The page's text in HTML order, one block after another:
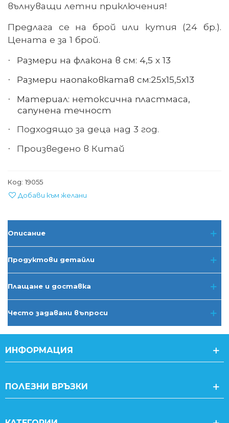
вълнуващи летни приключения!
Предлага се на брой или кутия (24 бр.).
Цената е за 1 брой.
· Размери на флакона в см: 4,5 х 13
· Размери наопаковкатав см:25x15,5x13
·
Материал: нетоксична пластмаса,
сапунена течност
· Подходящо за деца над 3 год.
· Произведено в Китай
Код: 19055
Добави към желани
Описание
Продуктови детайли
Плащане и доставка
Често задавани въпроси
ИНФОРМАЦИЯ
ПОЛЕЗНИ ВРЪЗКИ